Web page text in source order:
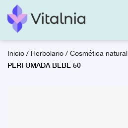
Inicio/ Herbolario/Cosmética natural
PERFUMADA BEBE 50